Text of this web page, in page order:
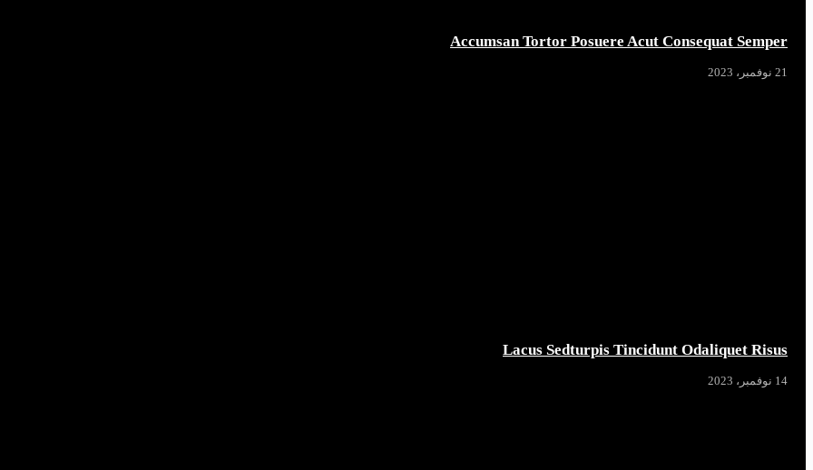
Accumsan Tortor Posuere Acut Consequat Semper
21 نوفمبر، 2023
Lacus Sedturpis Tincidunt Odaliquet Risus
14 نوفمبر، 2023